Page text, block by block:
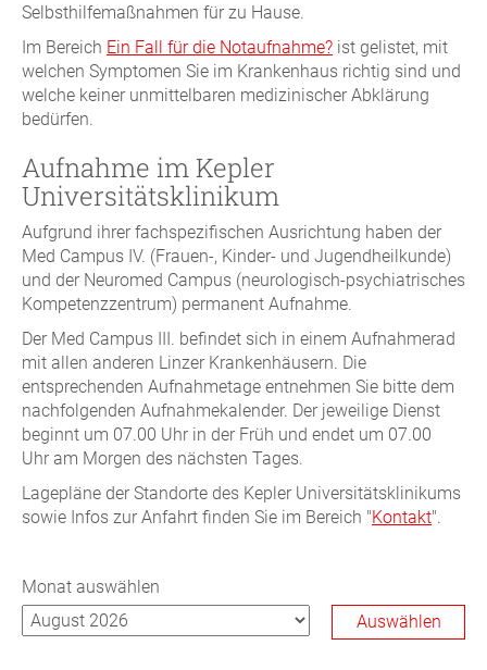
Selbsthilfemaßnahmen für zu Hause.
Im Bereich Ein Fall für die Notaufnahme? ist gelistet, mit
welchen Symptomen Sie im Krankenhaus richtig sind und
welche keiner unmittelbaren medizinischer Abklärung
bedürfen.
Aufnahme im Kepler
Universitätsklinikum
Aufgrund ihrer fachspezifischen Ausrichtung haben der
Med Campus IV. (Frauen-, Kinder- und Jugendheilkunde)
und der Neuromed Campus (neurologisch-psychiatrisches
Kompetenzzentrum) permanent Aufnahme.
Der Med Campus III. befindet sich in einem Aufnahmerad
mit allen anderen Linzer Krankenhäusern. Die
entsprechenden Aufnahmetage entnehmen Sie bitte dem
nachfolgenden Aufnahmekalender. Der jeweilige Dienst
beginnt um 07.00 Uhr in der Früh und endet um 07.00
Uhr am Morgen des nächsten Tages.
Lagepläne der Standorte des Kepler Universitätsklinikums
sowie Infos zur Anfahrt finden Sie im Bereich "Kontakt".
Monat auswählen